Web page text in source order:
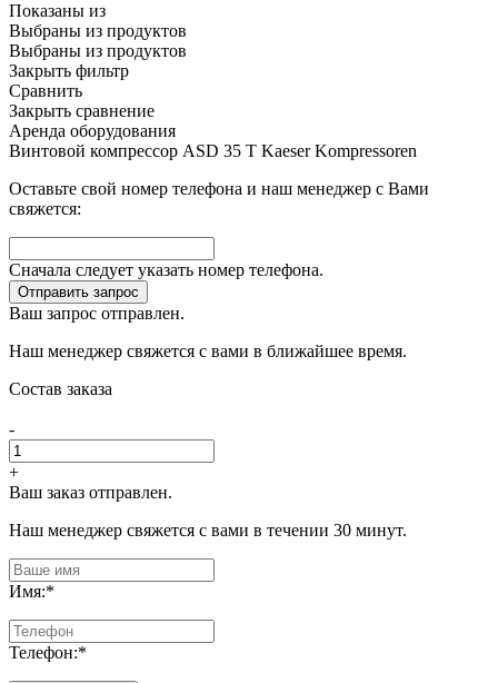
Показаны из
Выбраны из продуктов
Выбраны из продуктов
Закрыть фильтр
Сравнить
Закрыть сравнение
Аренда оборудования
Винтовой компрессор ASD 35 T Kaeser Kompressoren
Оставьте свой номер телефона и наш менеджер с Вами
свяжется:
Сначала следует указать номер телефона.
Отправить запрос
Ваш запрос отправлен.
Наш менеджер свяжется с вами в ближайшее время.
Состав заказа
-
+
Ваш заказ отправлен.
Наш менеджер свяжется с вами в течении 30 минут.
Имя:*
Телефон:*